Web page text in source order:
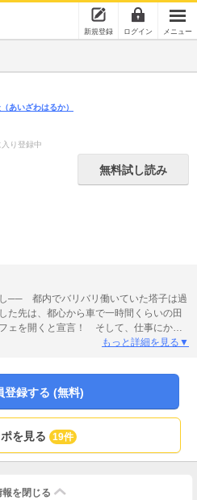
新規登録 ログイン メニュー
（あいざわはるか）
り登録中
無料試し読み
── 都内でバリバリ働いていた塔子は過
た先は、都心から車で一時間くらいの田
ェを開くと宣言！ そして、仕事にかま
前途多難。どうなる、塔子の新生活？
もっと詳細を見る▼
登録する (無料)
を見る 19件
を 閉じる